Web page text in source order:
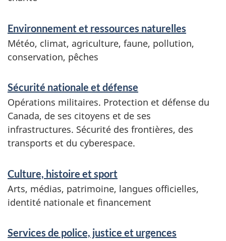
Environnement et ressources naturelles
Météo, climat, agriculture, faune, pollution,
conservation, pêches
Sécurité nationale et défense
Opérations militaires. Protection et défense du
Canada, de ses citoyens et de ses
infrastructures. Sécurité des frontières, des
transports et du cyberespace.
Culture, histoire et sport
Arts, médias, patrimoine, langues officielles,
identité nationale et financement
Services de police, justice et urgences